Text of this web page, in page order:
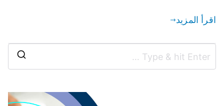
اقرأ المزيد